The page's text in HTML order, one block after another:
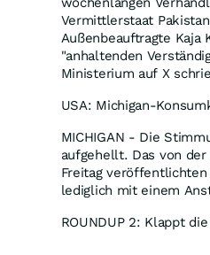
Vermittlerstaat
Außenbeauftragte Kaja
"anhaltenden
Ministerium auf X
USA: Michigan-
MICHIGAN - Die
aufgehellt. Das von
Freitag
lediglich mit einem
ROUNDUP 2: Klappt